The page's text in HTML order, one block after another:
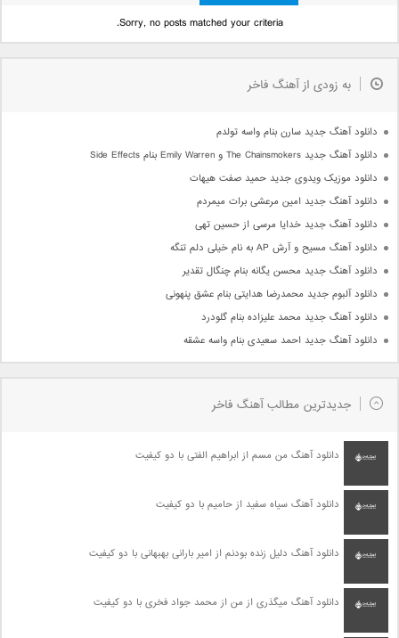
Sorry, no posts matched your criteria.
به زودی از آهنگ فاخر
دانلود آهنگ جدید سارن بنام واسه تولدم
دانلود آهنگ جدید The Chainsmokers و Emily Warren بنام Side Effects
دانلود موزیک ویدوی جدید حمید صفت هیهات
دانلود آهنگ جدید امین مرعشی برات میمردم
دانلود آهنگ جدید خدایا مرسی از حسین تهی
دانلود آهنگ مسیح و آرش AP به نام خیلی دلم تنگه
دانلود آهنگ جدید محسن یگانه بنام چنگال تقدیر
دانلود آلبوم جدید محمدرضا هدایتی بنام عشق پنهونی
دانلود آهنگ جدید محمد علیزاده بنام گلودرد
دانلود آهنگ جدید احمد سعیدی بنام واسه عشقه
جدیدترین مطالب آهنگ فاخر
دانلود آهنگ من مسم از ابراهیم الفتی با دو کیفیت
دانلود آهنگ سیاه سفید از حامیم با دو کیفیت
دانلود آهنگ دلیل زنده بودنم از امیر بارانی بهبهانی با دو کیفیت
دانلود آهنگ میگذری از من از محمد جواد فخری با دو کیفیت